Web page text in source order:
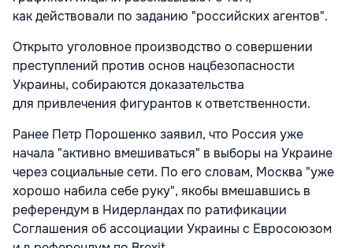
как действовали по заданию "российских агентов".
Открыто уголовное производство о совершении
преступлений против основ нацбезопасности
Украины, собираются доказательства
для привлечения фигурантов к ответственности.
Ранее Петр Порошенко заявил, что Россия уже
начала "активно вмешиваться" в выборы на Украине
через социальные сети. По его словам, Москва "уже
хорошо набила себе руку", якобы вмешавшись в
референдум в Нидерландах по ратификации
Соглашения об ассоциации Украины с Евросоюзом